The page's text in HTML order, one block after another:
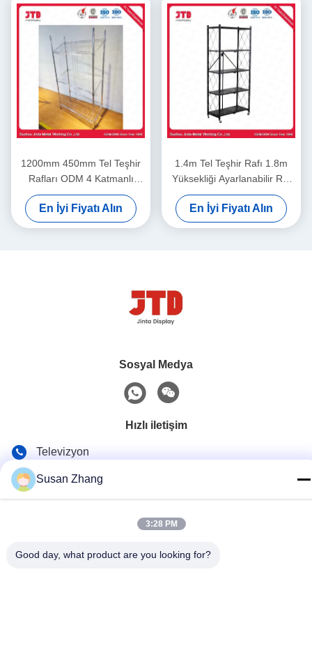
1200mm 450mm Tel Teşhir
Rafları ODM 4 Katmanlı
Paslanmaz Çelik Raf
En İyi Fiyatı Alın
1.4m Tel Teşhir Rafı 1.8m
Yüksekliği Ayarlanabilir Raf
Ünitesi
En İyi Fiyatı Alın
Sosyal Medya
Hızlı iletişim
Televizyon
86--18021269661
E-posta
yolanda@chinesejinta.com
Susan Zhang
3:28 PM
Good day, what product are you looking for?